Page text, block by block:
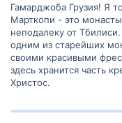
Гамарджоба Грузия! Я
Марткопи - это
неподалеку от
одним из старейших
своими красивыми
здесь хранится часть
Христос.